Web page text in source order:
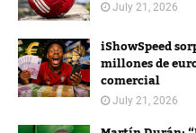
July 21, 2026
iShowSpeed
millones de
comercial
July 21, 2026